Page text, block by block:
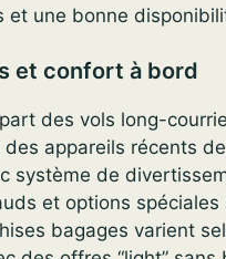
et une bonne
et confort à bord
des vols long-
appareils récents
système de
et options
bagages varient